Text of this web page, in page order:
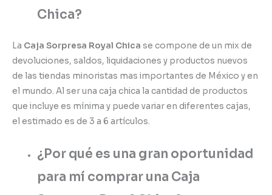
Chica?
La Caja Sorpresa Royal Chica se compone de un mix de
devoluciones, saldos, liquidaciones y productos nuevos
de las tiendas minoristas mas importantes de México y en
el mundo. Al ser una caja chica la cantidad de productos
que incluye es mínima y puede variar en diferentes cajas,
el estimado es de 3 a 6 artículos.
¿Por qué es una gran oportunidad
para mí comprar una Caja